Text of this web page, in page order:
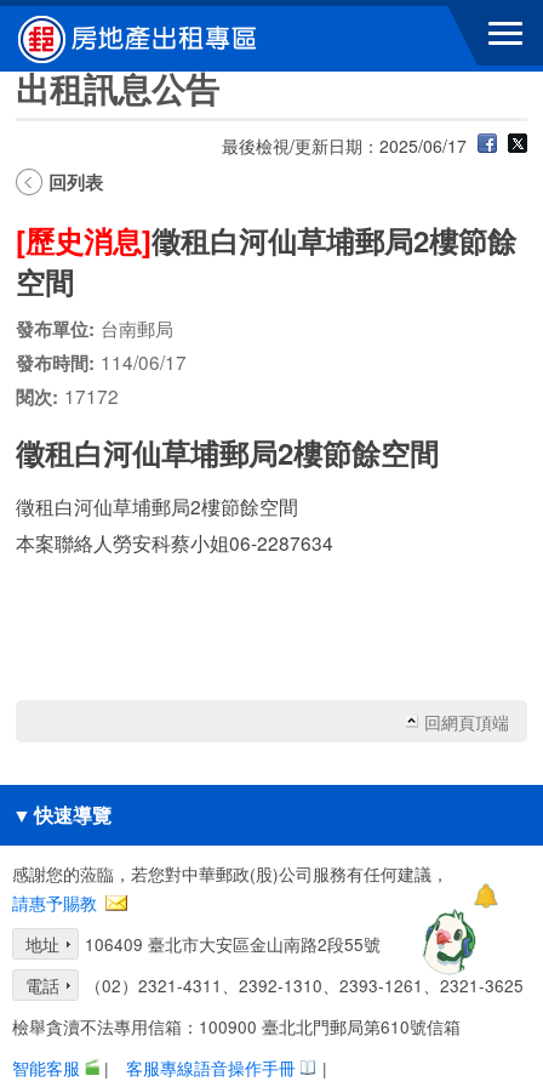
跳到主要內容區塊
出租訊息公告
最後檢視/更新日期：2025/06/17
回列表
[歷史消息]徵租白河仙草埔郵局2樓節餘
空間
發布單位: 台南郵局
發布時間: 114/06/17
閱次: 17172
徵租白河仙草埔郵局2樓節餘空間
徵租白河仙草埔郵局2樓節餘空間
本案聯絡人勞安科蔡小姐06-2287634
回網頁頂端
▼ 快速導覽
感謝您的蒞臨，若您對中華郵政(股)公司服務有任何建議，
請惠予賜教
地址
106409 臺北市大安區金山南路2段55號
電話
（02）2321-4311、2392-1310、2393-1261、2321-3625
檢舉貪瀆不法專用信箱：100900 臺北北門郵局第610號信箱
智能客服
| 客服專線語音操作手冊 |